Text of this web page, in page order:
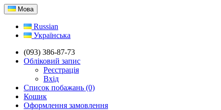
Мова
Russian
Українська
(093) 386-87-73
Обліковий запис
Реєстрація
Вхід
Список побажань (0)
Кошик
Оформлення замовлення